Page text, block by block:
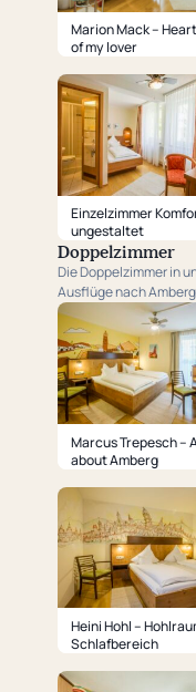
Marion Mack –
of my lover
Einzelzimmer
ungestaltet
Doppelzimmer
Die Doppelzimmer in
Ausflüge nach
Marcus Trepesch –
about Amberg
Heini Hohl –
Schlafbereich